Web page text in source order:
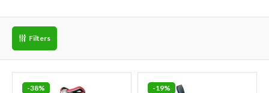
Filters
-38%
-19%